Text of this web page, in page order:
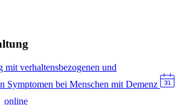
mit verhaltensbezogenen und
Symptomen bei Menschen mit Demenz
online